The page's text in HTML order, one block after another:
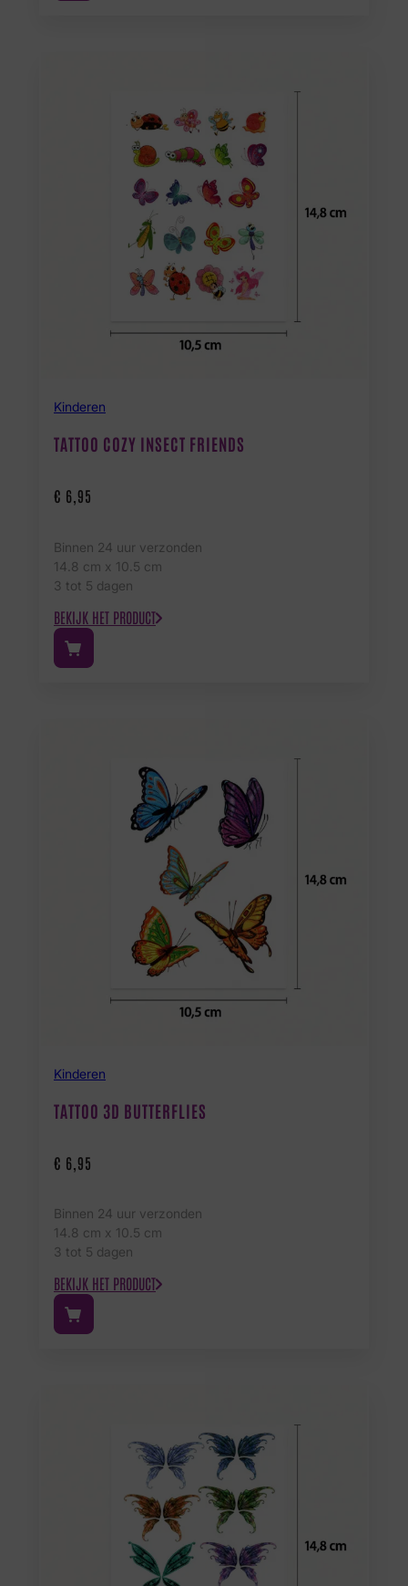
Kinderen
TATTOO COZY INSECT FRIENDS
€ 6,95
Binnen 24 uur verzonden
14.8 cm x 10.5 cm
3 tot 5 dagen
BEKIJK HET PRODUCT
Kinderen
TATTOO 3D BUTTERFLIES
€ 6,95
Binnen 24 uur verzonden
14.8 cm x 10.5 cm
3 tot 5 dagen
BEKIJK HET PRODUCT